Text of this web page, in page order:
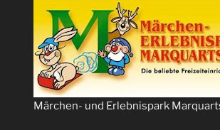
Märchen- und Erlebnispark